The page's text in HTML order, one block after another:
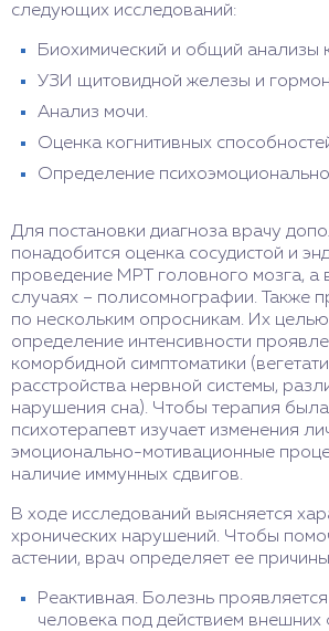
следующих исследований:
Биохимический и общий анализы
УЗИ щитовидной железы и
Анализ мочи.
Оценка когнитивных
Определение
Для постановки диагноза врачу
понадобится оценка сосудистой и
проведение МРТ головного мозга, а
случаях – полисомнографии. Также
по нескольким опросникам. Их
определение интенсивности
коморбидной симптоматики
расстройства нервной системы,
нарушения сна). Чтобы терапия была
психотерапевт изучает изменения
эмоционально-мотивационные
наличие иммунных сдвигов.
В ходе исследований выясняется
хронических нарушений. Чтобы
астении, врач определяет ее
Реактивная. Болезнь
человека под действием внешних